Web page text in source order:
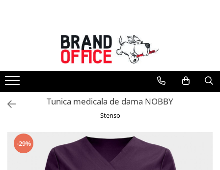
Unitate Protejata - PRODUCTIE
Hartie copiator si produse
tipografice
Produse consumabile din hartie
Detergenti si dezinfectanti
Saci menajeri (Unitate Protejata)
Agende, calendare si organizatoare
Agende personalizabile
Tunica medicala de dama NOBBY
Stenso
-29%